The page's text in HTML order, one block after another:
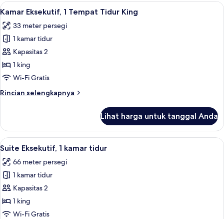
Tempat
Twin
Lihat
semua
foto
untuk
Kamar
Eksekutif,
1
Tidur
Minibar, brankas, meja kerja, dan
11
Kamar Eksekutif, 1 Tempat Tidur King
33 meter persegi
1 kamar tidur
Kapasitas 2
1 king
Wi-Fi Gratis
Rincian selengkapnya
Rincian
Kamar
Eksekutif,
1
Tidur
King
Lihat harga untuk tanggal Anda
Lihat
semua
foto
untuk
Suite
Eksekutif,
1
Suite Eksekutif, 1 kamar tidur |
15
Suite Eksekutif, 1 kamar tidur
66 meter persegi
1 kamar tidur
Kapasitas 2
1 king
Wi-Fi Gratis